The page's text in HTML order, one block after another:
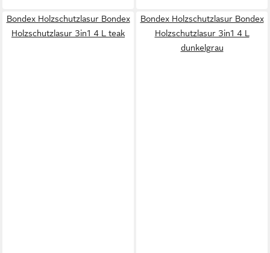
Bondex Holzschutzlasur Bondex
Holzschutzlasur 3in1 4 L teak
Bondex Holzschutzlasur Bondex
Holzschutzlasur 3in1 4 L
dunkelgrau